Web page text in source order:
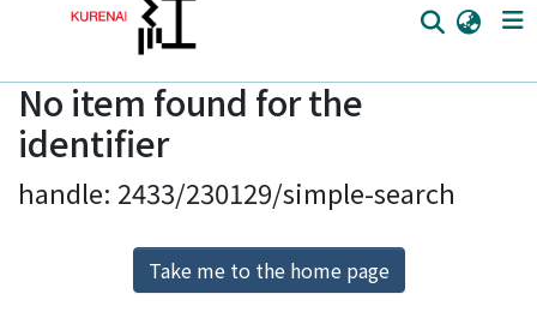
Home
Communities
Browse
Download Ranking
No item found for the
identifier
handle: 2433/230129/simple-search
Take me to the home page